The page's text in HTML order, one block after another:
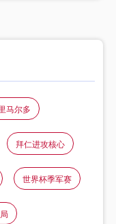
马尔多
拜仁进攻核心
世界杯季军赛